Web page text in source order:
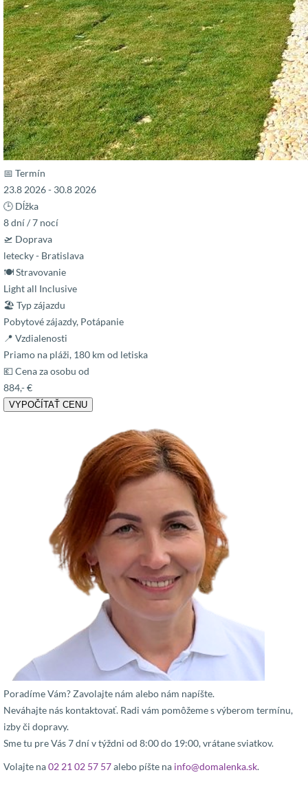
📅 Termín
23.8 2026 - 30.8 2026
🕒 Dĺžka
8 dní / 7 nocí
🛫 Doprava
letecky - Bratislava
🍽 Stravovanie
Light all Inclusive
🏖 Typ zájazdu
Pobytové zájazdy, Potápanie
📍 Vzdialenosti
Priamo na pláži, 180 km od letiska
💶 Cena za osobu od
884,- €
VYPOČÍTAŤ CENU
Poradíme Vám? Zavolajte nám alebo nám napíšte.
Neváhajte nás kontaktovať. Radi vám pomôžeme s výberom termínu,
izby či dopravy.
Sme tu pre Vás 7 dní v týždni od 8:00 do 19:00, vrátane sviatkov.
Volajte na02 21 02 57 57alebo píšte na info@domalenka.sk.